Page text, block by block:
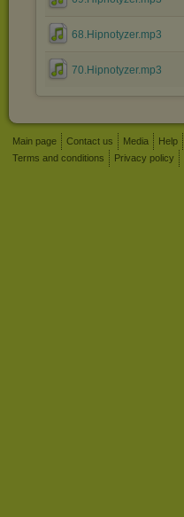
68.Hipnotyzer.mp3
70.Hipnotyzer.mp3
Main page Contact us Media Help
Terms and conditions
Privacy policy